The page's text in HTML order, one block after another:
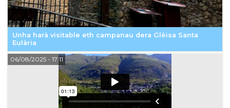
Unha harà visitable eth campanau dera Glèisa Santa
Eulària
06/08/2025- 17:11